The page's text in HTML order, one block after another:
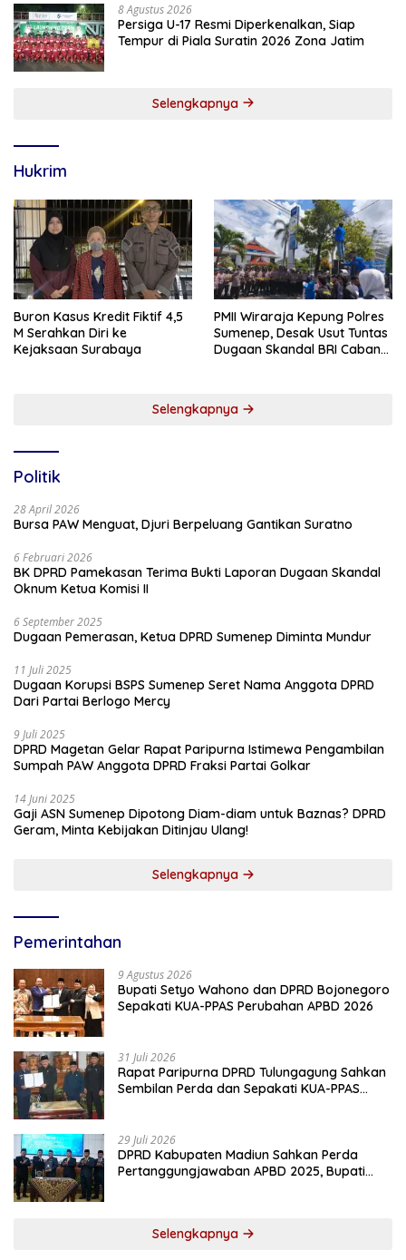
8 Agustus 2026
Persiga U-17 Resmi Diperkenalkan, Siap
Tempur di Piala Suratin 2026 Zona Jatim
Selengkapnya
Hukrim
Buron Kasus Kredit Fiktif 4,5
M Serahkan Diri ke
Kejaksaan Surabaya
PMII Wiraraja Kepung Polres
Sumenep, Desak Usut Tuntas
Dugaan Skandal BRI Cabang
Selengkapnya
Politik
28 April 2026
Bursa PAW Menguat, Djuri Berpeluang Gantikan Suratno
6 Februari 2026
BK DPRD Pamekasan Terima Bukti Laporan Dugaan Skandal
Oknum Ketua Komisi II
6 September 2025
Dugaan Pemerasan, Ketua DPRD Sumenep Diminta Mundur
11 Juli 2025
Dugaan Korupsi BSPS Sumenep Seret Nama Anggota DPRD
Dari Partai Berlogo Mercy
9 Juli 2025
DPRD Magetan Gelar Rapat Paripurna Istimewa Pengambilan
Sumpah PAW Anggota DPRD Fraksi Partai Golkar
14 Juni 2025
Gaji ASN Sumenep Dipotong Diam-diam untuk Baznas? DPRD
Geram, Minta Kebijakan Ditinjau Ulang!
Selengkapnya
Pemerintahan
9 Agustus 2026
Bupati Setyo Wahono dan DPRD Bojonegoro
Sepakati KUA-PPAS Perubahan APBD 2026
31 Juli 2026
Rapat Paripurna DPRD Tulungagung Sahkan
Sembilan Perda dan Sepakati KUA-PPAS
29 Juli 2026
DPRD Kabupaten Madiun Sahkan Perda
Pertanggungjawaban APBD 2025, Bupati
Selengkapnya